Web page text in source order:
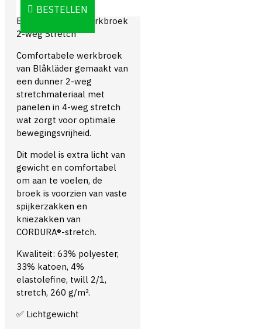
BESTELLEN
Blåkläder 1750 Werkbroek
2-weg Stretch
Comfortabele werkbroek
van Blåkläder gemaakt van
een dunner 2-weg
stretchmateriaal met
panelen in 4-weg stretch
wat zorgt voor optimale
bewegingsvrijheid.
Dit model is extra licht van
gewicht en comfortabel
om aan te voelen, de
broek is voorzien van vaste
spijkerzakken en
kniezakken van
CORDURA®-stretch.
Kwaliteit: 63% polyester,
33% katoen, 4%
elastolefine, twill 2/1,
stretch, 260 g/m².
✅ Lichtgewicht